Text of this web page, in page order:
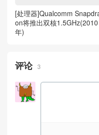
on将推出双核1.5GHz(2010
年)